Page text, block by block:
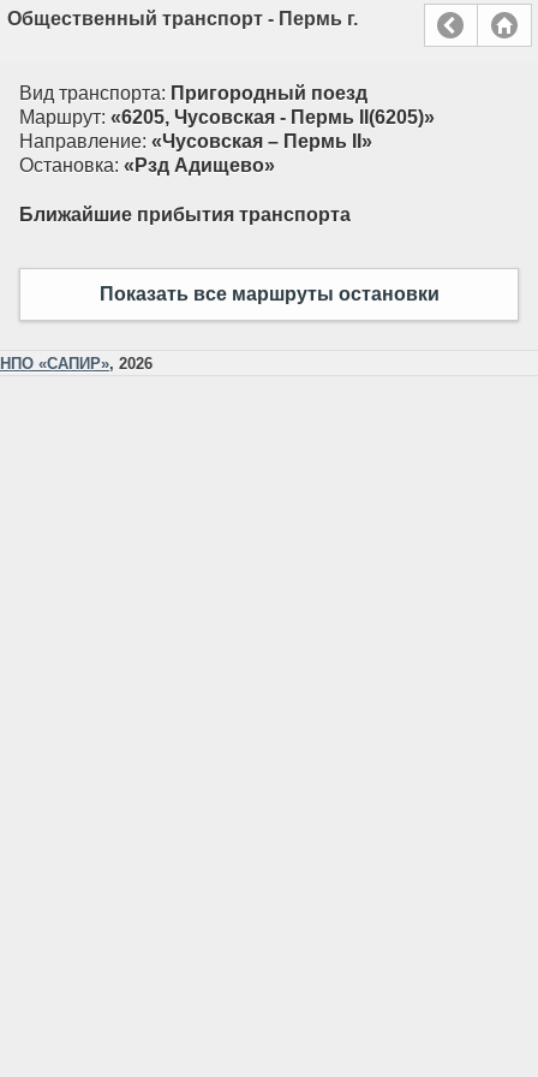
Общественный транспорт - Пермь г.
Вид транспорта: Пригородный поезд
Маршрут: «6205, Чусовская - Пермь II(6205)»
Направление: «Чусовская – Пермь II»
Остановка: «Рзд Адищево»
Ближайшие прибытия транспорта
Показать все маршруты остановки
НПО «САПИР», 2026